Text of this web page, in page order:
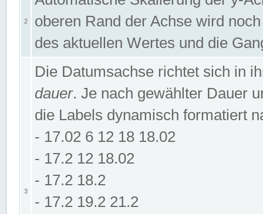
2
oberen Rand der Achse wird
des aktuellen Wertes und die
3
Die Datumsachse richtet sich in
dauer. Je nach gewählter Dauer
die Labels dynamisch formatiert
- 17.02 6 12 18 18.02
- 17.2 12 18.02
- 17.2 18.2
- 17.2 19.2 21.2